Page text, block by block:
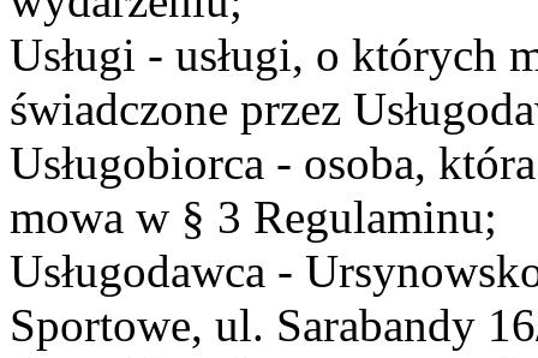
Usługi - usługi, o których
świadczone przez
Usługobiorca - osoba,
mowa w § 3 Regulaminu;
Usługodawca -
Sportowe, ul. Sarabandy